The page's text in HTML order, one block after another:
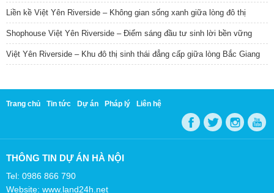
Liền kề Việt Yên Riverside – Không gian sống xanh giữa lòng đô thị
Shophouse Việt Yên Riverside – Điểm sáng đầu tư sinh lời bền vững
Việt Yên Riverside – Khu đô thị sinh thái đẳng cấp giữa lòng Bắc Giang
Trang chủ Tin tức Dự án Pháp lý Liên hệ
THÔNG TIN DỰ ÁN HÀ NỘI
Tel: 0986 866 790
Website: www.land24h.net